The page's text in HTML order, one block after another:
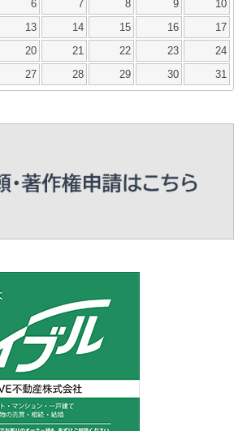
6 7 8 9 10
13 14 15 16 17
20 21 22 23 24
27 28 29 30 31